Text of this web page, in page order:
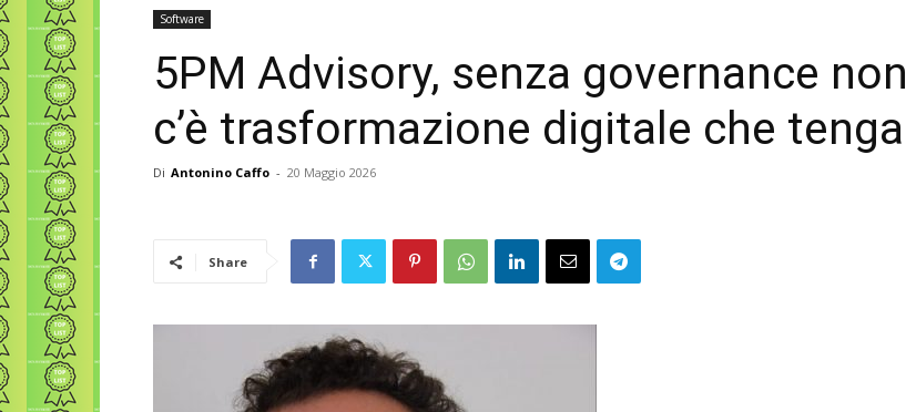
Software
5PM Advisory, senza governance non
c’è trasformazione digitale che tenga
Di Antonino Caffo - 20 Maggio 2026
Share